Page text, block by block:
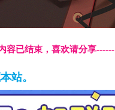
容已结束，喜欢请分享------
站。